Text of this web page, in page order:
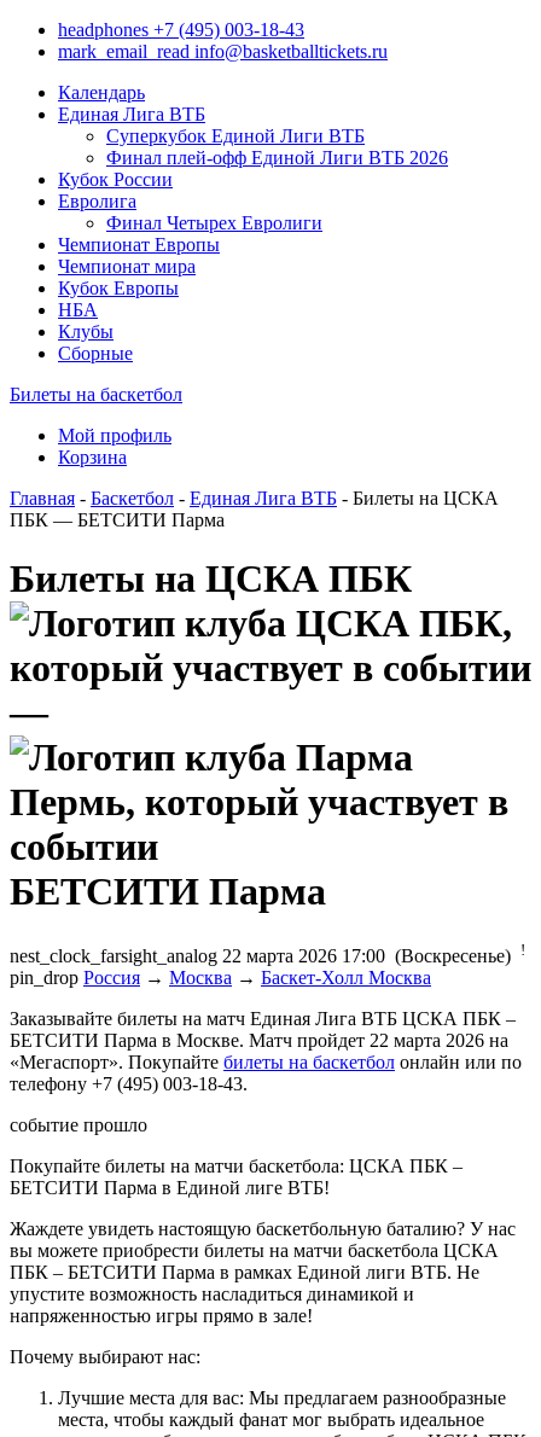
headphones +7 (495) 003-18-43
mark_email_read info@basketballtickets.ru
Календарь
Единая Лига ВТБ
Суперкубок Единой Лиги ВТБ
Финал плей-офф Единой Лиги ВТБ 2026
Кубок России
Евролига
Финал Четырех Евролиги
Чемпионат Европы
Чемпионат мира
Кубок Европы
НБА
Клубы
Сборные
Билеты на баскетбол
Мой профиль
Корзина
Главная - Баскетбол - Единая Лига ВТБ - Билеты на ЦСКА
ПБК — БЕТСИТИ Парма
Билеты на ЦСКА ПБК
—
БЕТСИТИ Парма
nest_clock_farsight_analog 22 марта 2026 17:00 (Воскресенье) !
pin_drop Россия → Москва → Баскет-Холл Москва
Заказывайте билеты на матч Единая Лига ВТБ ЦСКА ПБК –
БЕТСИТИ Парма в Москве. Матч пройдет 22 марта 2026 на
«Мегаспорт». Покупайте билеты на баскетбол онлайн или по
телефону +7 (495) 003-18-43.
событие прошло
Покупайте билеты на матчи баскетбола: ЦСКА ПБК –
БЕТСИТИ Парма в Единой лиге ВТБ!
Жаждете увидеть настоящую баскетбольную баталию? У нас
вы можете приобрести билеты на матчи баскетбола ЦСКА
ПБК – БЕТСИТИ Парма в рамках Единой лиги ВТБ. Не
упустите возможность насладиться динамикой и
напряженностью игры прямо в зале!
Почему выбирают нас:
Лучшие места для вас: Мы предлагаем разнообразные
места, чтобы каждый фанат мог выбрать идеальное